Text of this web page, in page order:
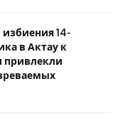
избиения 14-
в Актау к
привлекли